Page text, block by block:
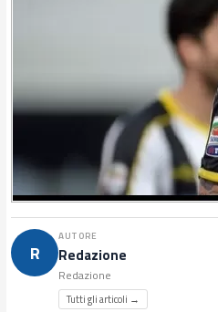
R
AUTORE
Redazione
Redazione
Tutti gli articoli →